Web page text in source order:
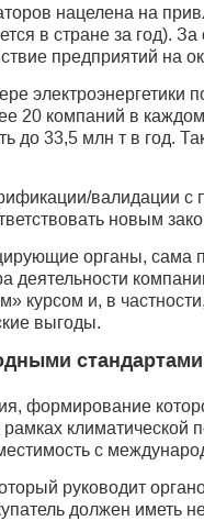
нацелена на
в стране за год).
предприятий на
20 компаний в
до 33,5 млн т в год.
валидации с
новым
органы, сама
курсом и, в
выгоды.
стандартами
формирование
климатической
с
руководит
должен иметь